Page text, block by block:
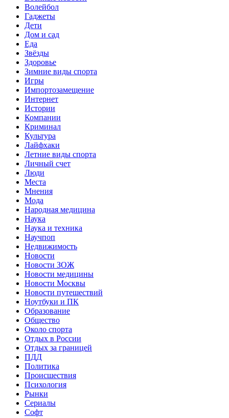
Волейбол
Гаджеты
Дети
Дом и сад
Еда
Звёзды
Здоровье
Зимние виды спорта
Игры
Импортозамещение
Интернет
Истории
Компании
Криминал
Культура
Лайфхаки
Летние виды спорта
Личный счет
Люди
Места
Мнения
Мода
Народная медицина
Наука
Наука и техника
Научпоп
Недвижимость
Новости
Новости ЗОЖ
Новости медицины
Новости Москвы
Новости путешествий
Ноутбуки и ПК
Образование
Общество
Около спорта
Отдых в России
Отдых за границей
ПДД
Политика
Происшествия
Психология
Рынки
Сериалы
Софт